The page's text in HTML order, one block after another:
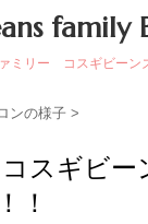
family
ミリー コスギビーン
ンの様子 >
スギビー
！